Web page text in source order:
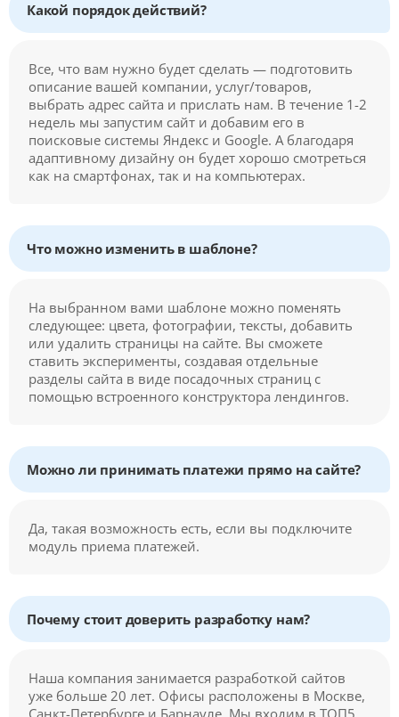
Какой порядок действий?
Все, что вам нужно будет сделать — подготовить
описание вашей компании, услуг/товаров,
выбрать адрес сайта и прислать нам. В течение 1-2
недель мы запустим сайт и добавим его в
поисковые системы Яндекс и Google. А благодаря
адаптивному дизайну он будет хорошо смотреться
как на смартфонах, так и на компьютерах.
Что можно изменить в шаблоне?
На выбранном вами шаблоне можно поменять
следующее: цвета, фотографии, тексты, добавить
или удалить страницы на сайте. Вы сможете
ставить эксперименты, создавая отдельные
разделы сайта в виде посадочных страниц с
помощью встроенного конструктора лендингов.
Можно ли принимать платежи прямо на сайте?
Да, такая возможность есть, если вы подключите
модуль приема платежей.
Почему стоит доверить разработку нам?
Наша компания занимается разработкой сайтов
уже больше 20 лет. Офисы расположены в Москве,